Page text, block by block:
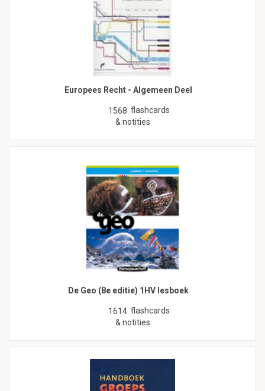
Europees Recht - Algemeen Deel
1568 flashcards
& notities
De Geo (8e editie) 1HV lesboek
1614 flashcards
& notities